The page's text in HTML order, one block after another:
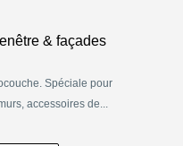
& façades
Spéciale pour
accessoires de...